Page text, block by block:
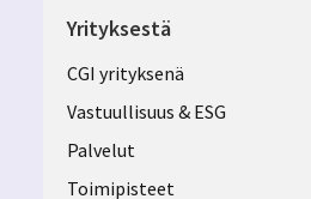
Yrityksestä
Useful
links
FINLAND
CGI yrityksenä
Vastuullisuus & ESG
Palvelut
Toimipisteet